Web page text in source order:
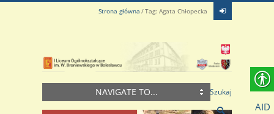
Strona główna Tag: Agata Chłopecka
NAVIGATE TO... Szukaj
AID